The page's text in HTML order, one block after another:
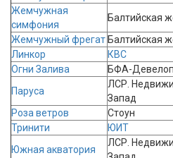
Жемчужная
симфония
Балтийская
Жемчужный фрегат Балтийская
Линкор
КВС
Огни Залива
БФА-
Паруса
ЛСР.
Запад
Роза ветров
Стоун
Тринити
ЮИТ
Южная акватория
ЛСР.